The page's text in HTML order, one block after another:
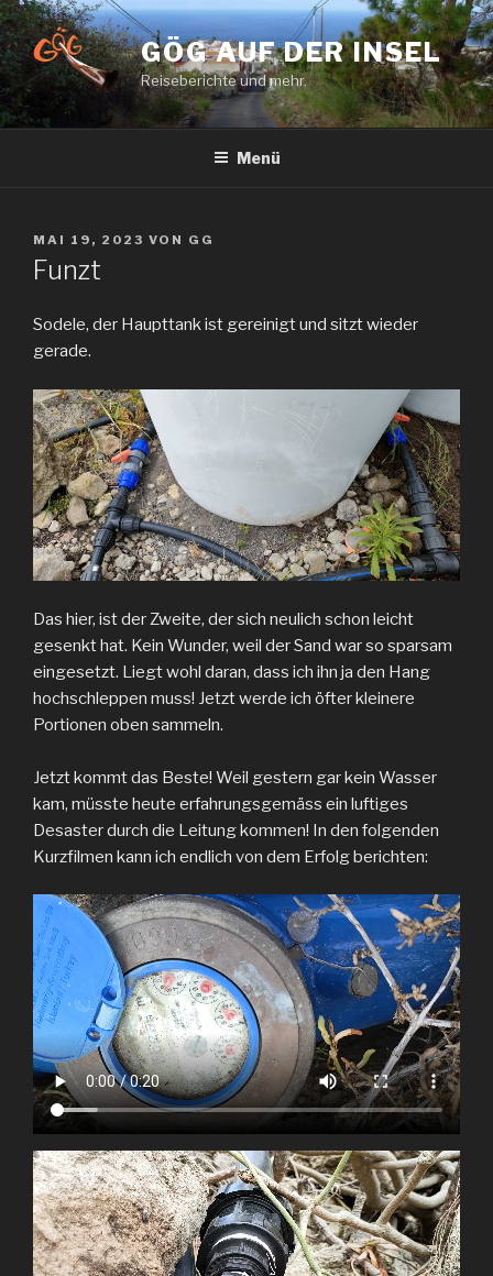
Zum
Inhalt
springen
GÖG AUF DER INSEL
Reiseberichte und mehr.
Menü
VERÖFFENTLICHT
AM
MAI 19, 2023 VON GG
Funzt
Sodele, der Haupttank ist gereinigt und sitzt wieder
gerade.
Das hier, ist der Zweite, der sich neulich schon leicht
gesenkt hat. Kein Wunder, weil der Sand war so sparsam
eingesetzt. Liegt wohl daran, dass ich ihn ja den Hang
hochschleppen muss! Jetzt werde ich öfter kleinere
Portionen oben sammeln.
Jetzt kommt das Beste! Weil gestern gar kein Wasser
kam, müsste heute erfahrungsgemäss ein luftiges
Desaster durch die Leitung kommen! In den folgenden
Kurzfilmen kann ich endlich von dem Erfolg berichten: